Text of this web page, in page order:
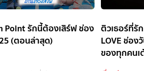
Point รักนี้ต้องเสิร์ฟ ช่อง
(ตอนล่าสุด)
ติวเธอร์ที่รั
LOVE ช่อง
ของทุกคนเ